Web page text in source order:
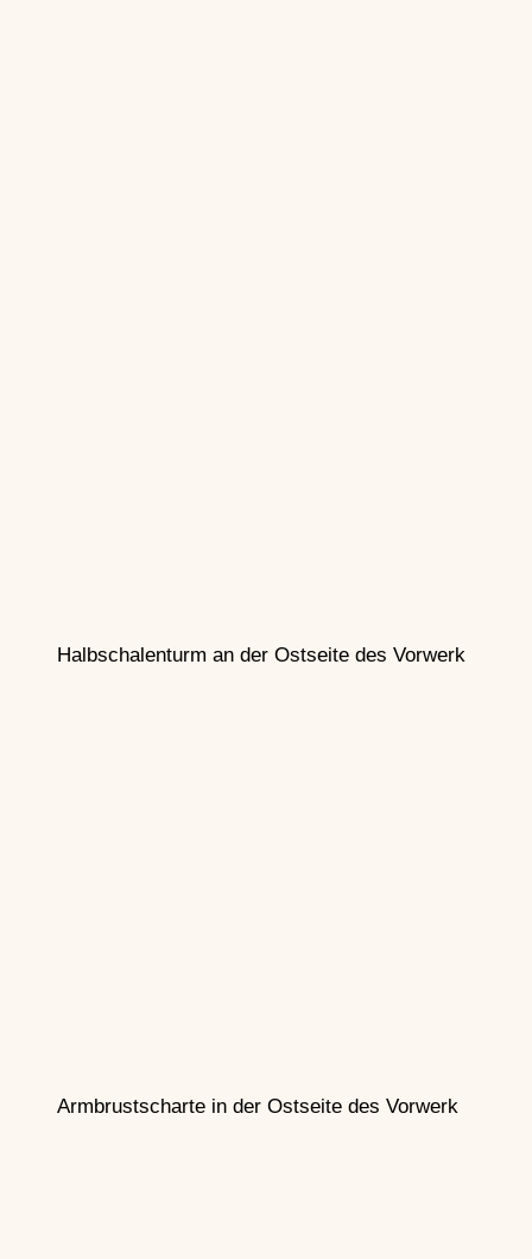
Halbschalenturm an der Ostseite des Vorwerk
Armbrustscharte in der Ostseite des Vorwerk